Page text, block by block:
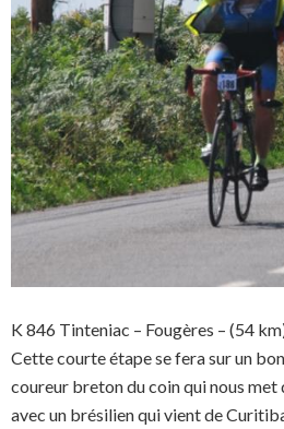
K 846 Tinteniac – Fougères – (54
Cette courte étape se fera sur un
coureur breton du coin qui nous met
avec un brésilien qui vient de